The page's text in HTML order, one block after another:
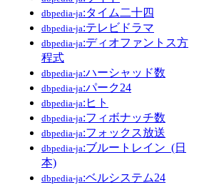
dbpedia-ja:タイム二十四
dbpedia-ja:テレビドラマ
dbpedia-ja:ディオファントス方
程式
dbpedia-ja:ハーシャッド数
dbpedia-ja:パーク24
dbpedia-ja:ヒト
dbpedia-ja:フィボナッチ数
dbpedia-ja:フォックス放送
dbpedia-ja:ブルートレイン_(日
本)
dbpedia-ja:ベルシステム24